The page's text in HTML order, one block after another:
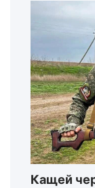
Кащей